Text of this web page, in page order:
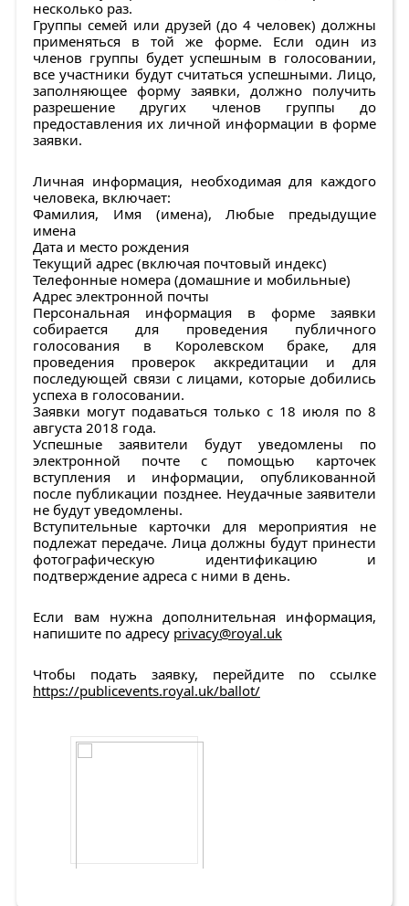
несколько раз.
Группы семей или друзей (до 4 человек) должны
применяться в той же форме. Если один из
членов группы будет успешным в голосовании,
все участники будут считаться успешными. Лицо,
заполняющее форму заявки, должно получить
разрешение других членов группы до
предоставления их личной информации в форме
заявки.
Личная информация, необходимая для каждого
человека, включает:
Фамилия, Имя (имена), Любые предыдущие
имена
Дата и место рождения
Текущий адрес (включая почтовый индекс)
Телефонные номера (домашние и мобильные)
Адрес электронной почты
Персональная информация в форме заявки
собирается для проведения публичного
голосования в Королевском браке, для
проведения проверок аккредитации и для
последующей связи с лицами, которые добились
успеха в голосовании.
Заявки могут подаваться только с 18 июля по 8
августа 2018 года.
Успешные заявители будут уведомлены по
электронной почте с помощью карточек
вступления и информации, опубликованной
после публикации позднее. Неудачные заявители
не будут уведомлены.
Вступительные карточки для мероприятия не
подлежат передаче. Лица должны будут принести
фотографическую идентификацию и
подтверждение адреса с ними в день.
Если вам нужна дополнительная информация,
напишите по адресу privacy@royal.uk
Чтобы подать заявку, перейдите по ссылке
https://publicevents.royal.uk/ballot/